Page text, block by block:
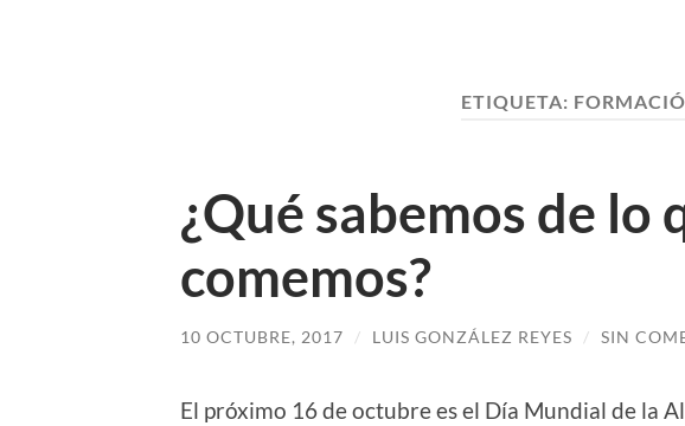
ETIQUETA:
¿Qué sabemos de lo
comemos?
10 OCTUBRE, 2017 / LUIS GONZÁLEZ REYES / SIN
El próximo 16 de octubre es el Día Mundial de la